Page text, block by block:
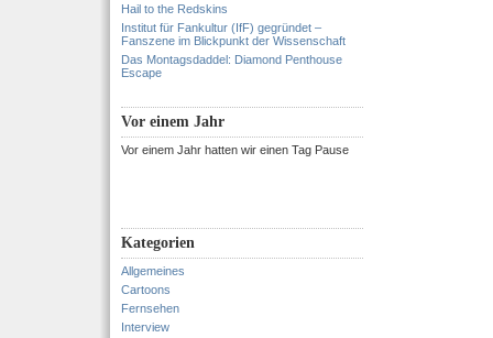
Hail to the Redskins
Institut für Fankultur (IfF) gegründet –
Fanszene im Blickpunkt der Wissenschaft
Das Montagsdaddel: Diamond Penthouse
Escape
Vor einem Jahr
Vor einem Jahr hatten wir einen Tag Pause
Kategorien
Allgemeines
Cartoons
Fernsehen
Interview